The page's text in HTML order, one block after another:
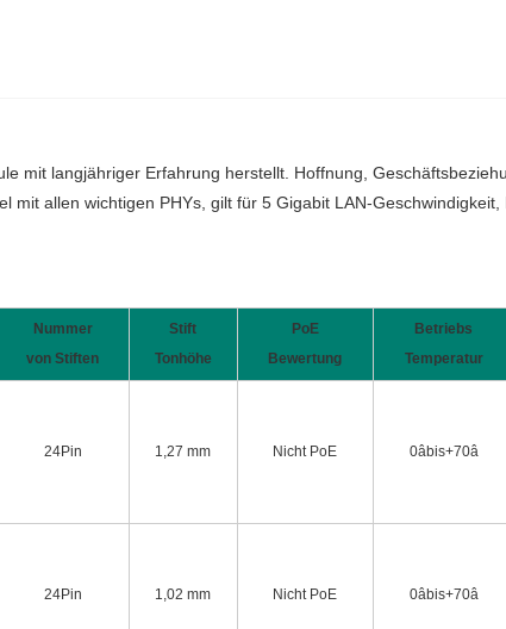
mit langjähriger Erfahrung herstellt. Hoffnung,
allen wichtigen PHYs, gilt für 5 Gigabit LAN-
Nummer
von Stiften
Stift
Tonhöhe
PoE
Bewertung
Betriebs
Temperatur
24Pin 1,27 mm Nicht PoE 0âbis+70â
24Pin 1,02 mm Nicht PoE 0âbis+70â